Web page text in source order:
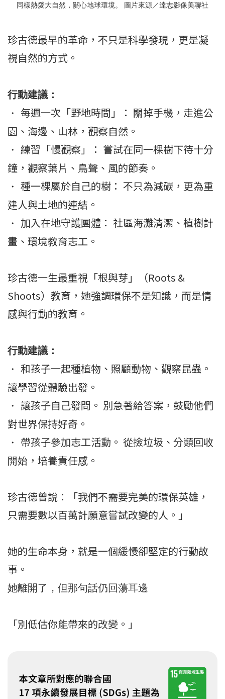
同樣熱愛大自然，關心地球環境。 圖片來源／達志影像美聯社
珍古德最早的革命，不只是科學發現，更是凝
視自然的方式。
行動建議：
・
每週一次「野地時間」： 關掉手機，走進公
園、海邊、山林，觀察自然。
・ 練習「慢觀察」： 嘗試在同一棵樹下待十分
鐘，觀察葉片、鳥聲、風的節奏。
・ 種一棵屬於自己的樹： 不只為減碳，更為重
建人與土地的連結。
・
加入在地守護團體： 社區海灘清潔、植樹計
畫、環境教育志工。
珍古德一生最重視「根與芽」（Roots &
Shoots）教育，她強調環保不是知識，而是情
感與行動的教育。
行動建議：
・ 和孩子一起種植物、照顧動物、觀察昆蟲。
讓學習從體驗出發。
・ 讓孩子自己發問。 別急著給答案，鼓勵他們
對世界保持好奇。
・
帶孩子參加志工活動。 從撿垃圾、分類回收
開始，培養責任感。
珍古德曾說：「我們不需要完美的環保英雄，
只需要數以百萬計願意嘗試改變的人。」
她的生命本身，就是一個緩慢卻堅定的行動故
事。
她離開了，但那句話仍回蕩耳邊
「別低估你能帶來的改變。」